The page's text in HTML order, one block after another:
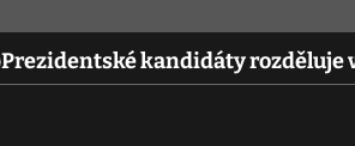
Prezidentské kandidáty rozděluje